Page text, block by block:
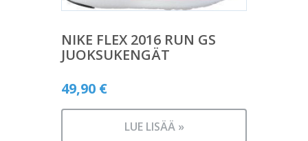
NIKE FLEX 2016 RUN GS
JUOKSUKENGÄT
49,90 €
LUE LISÄÄ »